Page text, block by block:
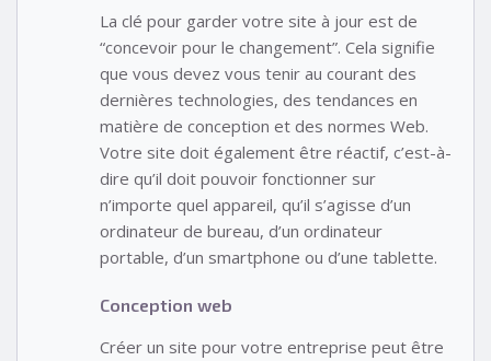
La clé pour garder votre site à jour est de
“concevoir pour le changement”. Cela signifie
que vous devez vous tenir au courant des
dernières technologies, des tendances en
matière de conception et des normes Web.
Votre site doit également être réactif, c’est-à-
dire qu’il doit pouvoir fonctionner sur
n’importe quel appareil, qu’il s’agisse d’un
ordinateur de bureau, d’un ordinateur
portable, d’un smartphone ou d’une tablette.
Conception web
Créer un site pour votre entreprise peut être